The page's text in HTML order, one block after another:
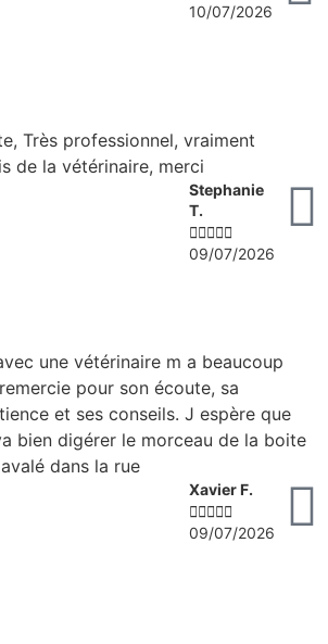
10/07/2026
Très professionnel, vraiment
de la vétérinaire, merci
Stephanie
T.

09/07/2026
une vétérinaire m a beaucoup
pour son écoute, sa
et ses conseils. J espère que
bien digérer le morceau de la boite
dans la rue
Xavier F.

09/07/2026